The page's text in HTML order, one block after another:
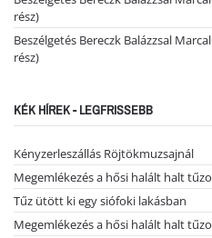
rész)
Beszélgetés Bereczk Balázzsal
rész)
KÉK HÍREK - LEGFRISSEBB
Kényzerleszállás Röjtökmuzsajnál
Megemlékezés a hősi halált halt
Tűz ütött ki egy siófoki lakásban
Megemlékezés a hősi halált halt